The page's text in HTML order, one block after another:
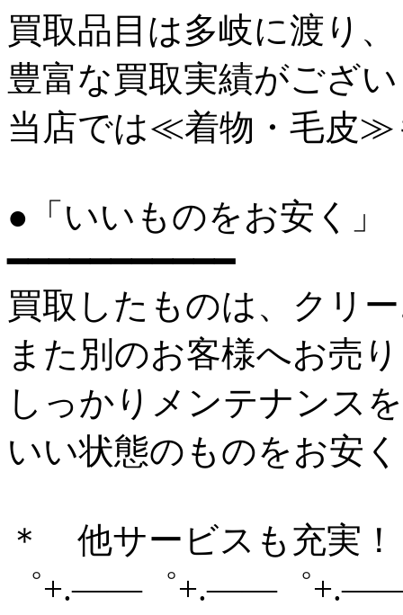
買取品目は多岐に渡り、
豊富な買取実績がござ
当店では≪着物・毛皮≫
●「いいものをお安く」
━━━━━━━━━━━
買取したものは、クリ
また別のお客様へお売
しっかりメンテナンス
いい状態のものをお安
＊ 他サービスも充実
゜+.——゜+.——゜